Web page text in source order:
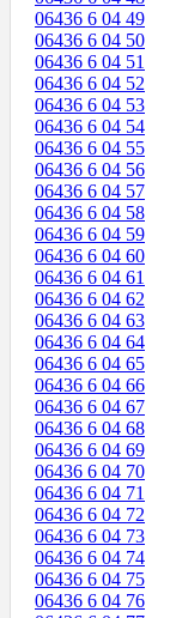
06436 6 04 49
06436 6 04 50
06436 6 04 51
06436 6 04 52
06436 6 04 53
06436 6 04 54
06436 6 04 55
06436 6 04 56
06436 6 04 57
06436 6 04 58
06436 6 04 59
06436 6 04 60
06436 6 04 61
06436 6 04 62
06436 6 04 63
06436 6 04 64
06436 6 04 65
06436 6 04 66
06436 6 04 67
06436 6 04 68
06436 6 04 69
06436 6 04 70
06436 6 04 71
06436 6 04 72
06436 6 04 73
06436 6 04 74
06436 6 04 75
06436 6 04 76